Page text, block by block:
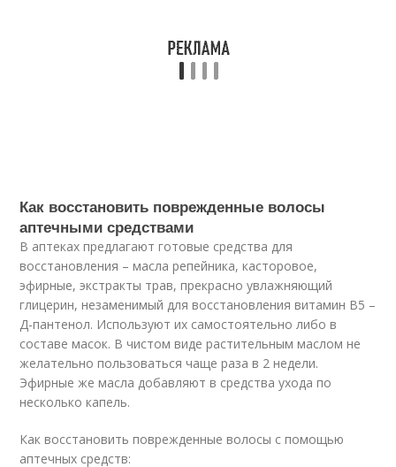
Как восстановить поврежденные волосы
аптечными средствами
В аптеках предлагают готовые средства для
восстановления – масла репейника, касторовое,
эфирные, экстракты трав, прекрасно увлажняющий
глицерин, незаменимый для восстановления витамин В5 –
Д-пантенол. Используют их самостоятельно либо в
составе масок. В чистом виде растительным маслом не
желательно пользоваться чаще раза в 2 недели.
Эфирные же масла добавляют в средства ухода по
несколько капель.
Как восстановить поврежденные волосы с помощью
аптечных средств: